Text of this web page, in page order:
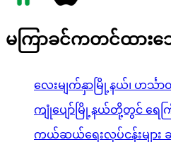
မကြာခင်ကတင်ထားသ
လေးမျက်နှာမြို့နယ်၊ ဟင်္သ
ကျုံပျော်မြို့နယ်တို့တွင် ရေက
ကယ်ဆယ်ရေးလုပ်ငန်းမျာ